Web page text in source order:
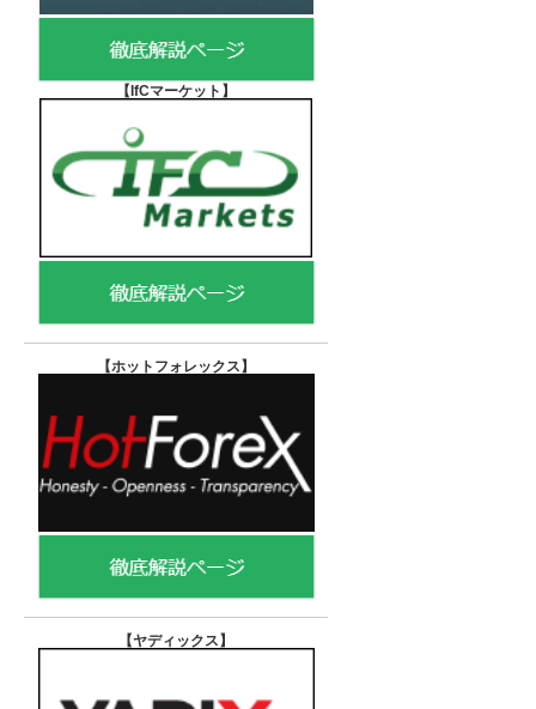
【IfCマーケット 】
【ホットフォレックス 】
【ヤディックス 】